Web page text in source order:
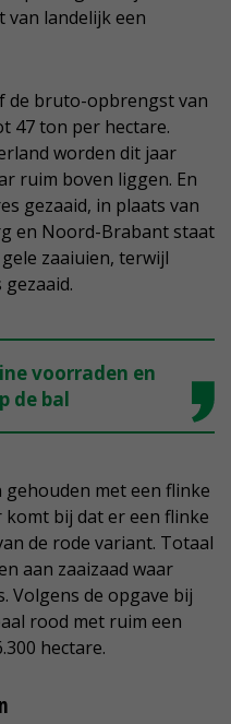
van landelijk een
de bruto-opbrengst van
47 ton per hectare.
worden dit jaar
ruim boven liggen. En
gezaaid, in plaats van
en Noord-Brabant staat
zaaiuien, terwijl
voorraden en
de bal
met een flinke
komt bij dat er een flinke
de rode variant. Totaal
aan zaaizaad waar
Volgens de opgave bij
rood met ruim een
hectare.